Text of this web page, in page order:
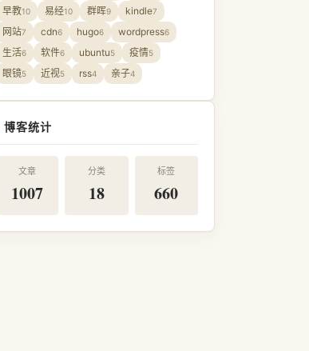
早教10 易经10 群晖9 kindle7
网站7 cdn6 hugo6 wordpress6
生活6 软件6 ubuntu5 疫情5
眼镜5 近视5 rss4 亲子4
博客统计
文章
1007
分类
18
标签
660